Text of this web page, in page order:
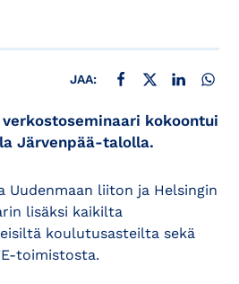
JAA: JAA FACEBOOKISSA
JAA X:SSÄ JAA
kokoontui
Järvenpää-talolla.
Uudenmaan liiton ja Helsingin
lisäksi kaikilta
koulutusasteilta sekä
toimistosta.